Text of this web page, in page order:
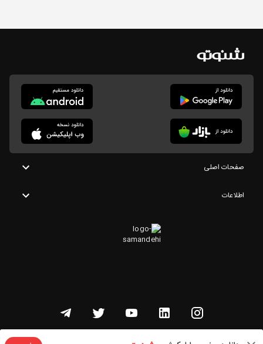
صفحات اصلی
اطلاعات
تمامی حقوق این وبسایت متعلق به شنوتو است